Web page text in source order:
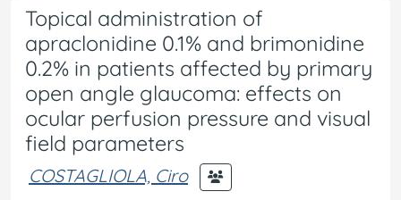
Topical administration of
apraclonidine 0.1% and brimonidine
0.2% in patients affected by primary
open angle glaucoma: effects on
ocular perfusion pressure and visual
field parameters
COSTAGLIOLA, Ciro